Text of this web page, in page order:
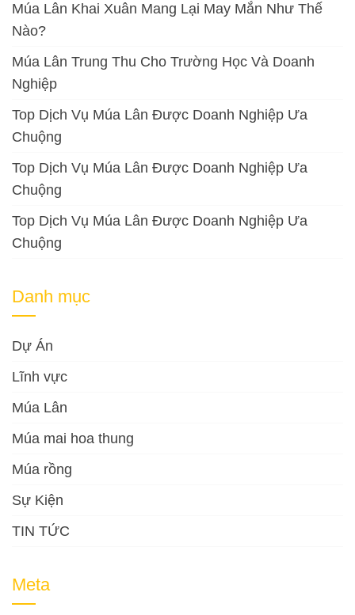
Múa Lân Khai Xuân Mang Lại May Mắn Như Thế
Nào?
Múa Lân Trung Thu Cho Trường Học Và Doanh
Nghiệp
Top Dịch Vụ Múa Lân Được Doanh Nghiệp Ưa
Chuộng
Top Dịch Vụ Múa Lân Được Doanh Nghiệp Ưa
Chuộng
Top Dịch Vụ Múa Lân Được Doanh Nghiệp Ưa
Chuộng
Danh mục
Dự Án
Lĩnh vực
Múa Lân
Múa mai hoa thung
Múa rồng
Sự Kiện
TIN TỨC
Meta